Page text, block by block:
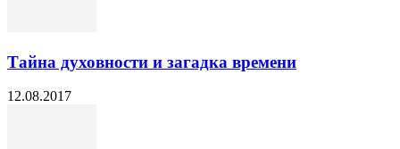
Тайна духовности и загадка времени
12.08.2017